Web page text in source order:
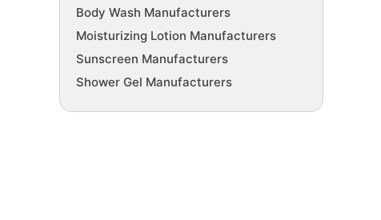
Body Wash Manufacturers
Moisturizing Lotion Manufacturers
Sunscreen Manufacturers
Shower Gel Manufacturers